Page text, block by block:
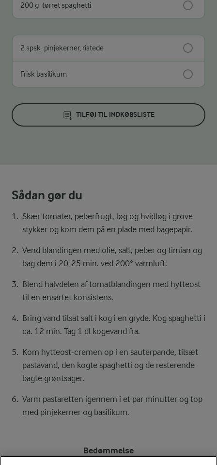
200 g tørret spaghetti
2 spsk pinjekerner, ristede
Frisk basilikum
TILFØJ TIL INDKØBSLISTE
Sådan gør du
Skær tomater, peberfrugt, løg og hvidløg i grove
stykker og kom dem på en plade med bagepapir.
Vend blandingen med olie, salt, peber og timian og
bag dem i 20-25 min. ved 200° varmluft.
Blend halvdelen af tomatblandingen med hytteost
til en ensartet konsistens.
Bring vand tilsat salt i kog i en gryde. Kog spaghetti i
ca. 12 min. Tag 1 dl kogevand fra.
Kom hytteost-cremen op i en sauterpande, tilsæt
pastavand, den kogte spaghetti og de resterende
bagte grøntsager.
Varm pastaretten igennem i et par minutter og top
med pinjekerner og basilikum.
Bedømmelse